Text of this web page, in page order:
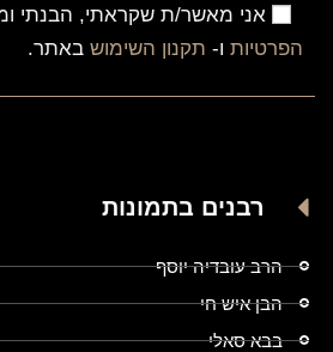
אני מאשר/ת שקראתי, הבנתי
הפרטיות ו- תקנון השימוש באתר.
רבנים בתמונות
הרב עובדיה יוסף
הבן איש חי
בבא סאלי